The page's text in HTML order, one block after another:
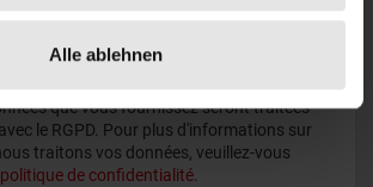
Alle ablehnen
que vous fournissez seront traitées
le RGPD. Pour plus d'informations sur
traitons vos données, veuillez-vous
politique de confidentialité.